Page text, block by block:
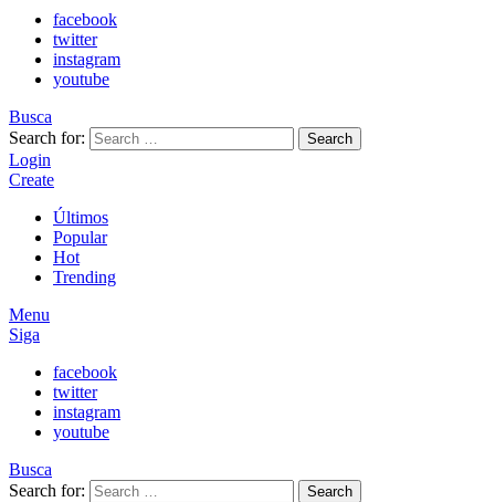
facebook
twitter
instagram
youtube
Busca
Search for:
Search
Login
Create
Últimos
Popular
Hot
Trending
Menu
Siga
facebook
twitter
instagram
youtube
Busca
Search for:
Search